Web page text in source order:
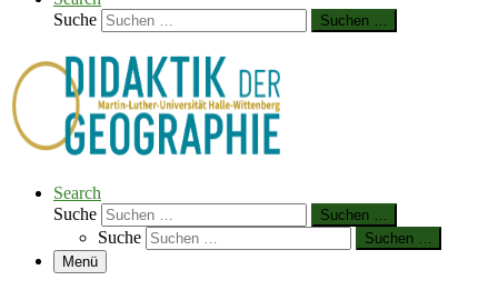
Suche
Suchen …
Search
Suche
Suchen …
Suche
Suchen …
Menü